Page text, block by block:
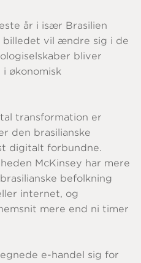
år i især Brasilien
vil ændre sig i de
bliver
økonomisk
transformation er
den brasilianske
digitalt forbundne.
McKinsey har mere
befolkning
internet, og
mere end ni timer
e-handel sig for